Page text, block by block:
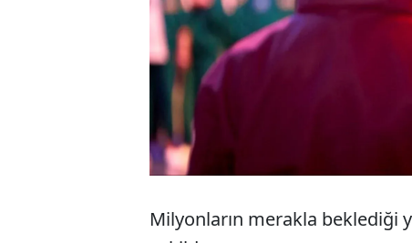
Milyonların merakla beklediği